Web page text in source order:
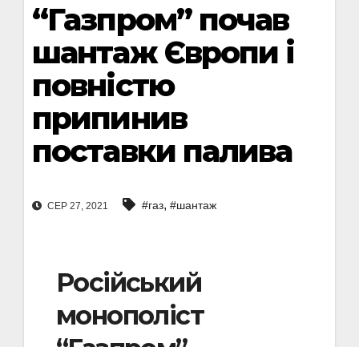
“Газпром” почав
шантаж Європи і
повністю
припинив
поставки палива
СЕР 27, 2021 #газ, #шантаж
Російський
монополіст